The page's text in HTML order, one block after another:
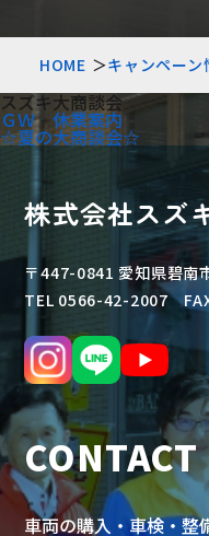
HOME キャンペーン
スズキ大商談会
ＧＷ 休業案内
☆夏の大商談会☆
株式会社スズ
〒447-0841 愛知県碧南
TEL 0566-42-2007
CONTACT
車両の購入・車検・整